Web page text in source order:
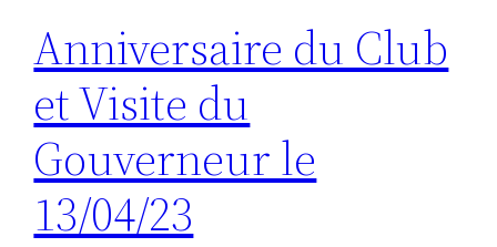
Anniversaire du Club
et Visite du
Gouverneur le
13/04/23